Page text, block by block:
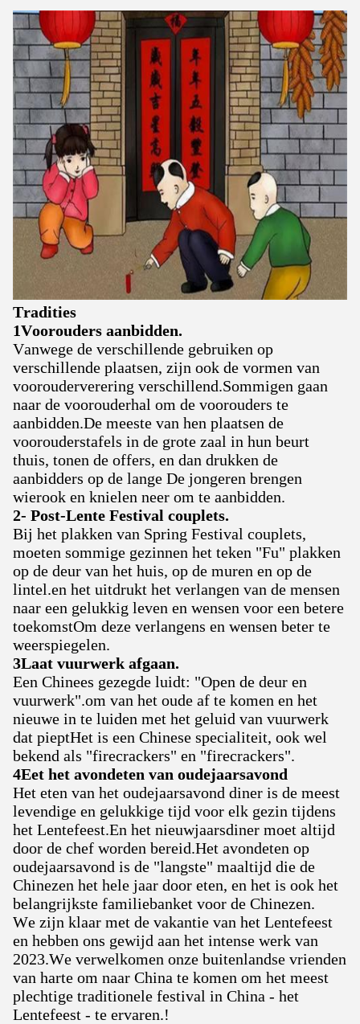
Tradities
1Voorouders aanbidden.
Vanwege de verschillende gebruiken op
verschillende plaatsen, zijn ook de vormen van
voorouderverering verschillend.Sommigen gaan
naar de voorouderhal om de voorouders te
aanbidden.De meeste van hen plaatsen de
voorouderstafels in de grote zaal in hun beurt
thuis, tonen de offers, en dan drukken de
aanbidders op de lange De jongeren brengen
wierook en knielen neer om te aanbidden.
2- Post-Lente Festival couplets.
Bij het plakken van Spring Festival couplets,
moeten sommige gezinnen het teken "Fu" plakken
op de deur van het huis, op de muren en op de
lintel.en het uitdrukt het verlangen van de mensen
naar een gelukkig leven en wensen voor een betere
toekomstOm deze verlangens en wensen beter te
weerspiegelen.
3Laat vuurwerk afgaan.
Een Chinees gezegde luidt: "Open de deur en
vuurwerk".om van het oude af te komen en het
nieuwe in te luiden met het geluid van vuurwerk
dat pieptHet is een Chinese specialiteit, ook wel
bekend als "firecrackers" en "firecrackers".
4Eet het avondeten van oudejaarsavond
Het eten van het oudejaarsavond diner is de meest
levendige en gelukkige tijd voor elk gezin tijdens
het Lentefeest.En het nieuwjaarsdiner moet altijd
door de chef worden bereid.Het avondeten op
oudejaarsavond is de "langste" maaltijd die de
Chinezen het hele jaar door eten, en het is ook het
belangrijkste familiebanket voor de Chinezen.
We zijn klaar met de vakantie van het Lentefeest
en hebben ons gewijd aan het intense werk van
2023.We verwelkomen onze buitenlandse vrienden
van harte om naar China te komen om het meest
plechtige traditionele festival in China - het
Lentefeest - te ervaren.!